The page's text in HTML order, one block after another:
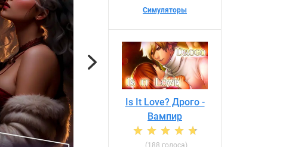
Next
Симуляторы
Is It Love? Дрого -
Вампир
(188 голоса)